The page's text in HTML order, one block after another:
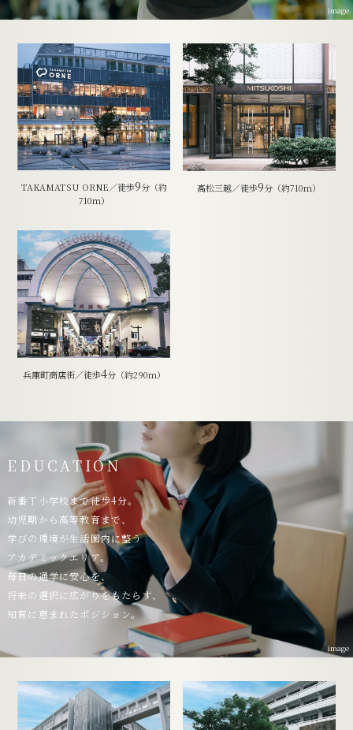
image
TAKAMATSU ORNE／徒歩9分（約
710ｍ）
高松三越／徒歩9分（約710ｍ）
兵庫町商店街／徒歩4分（約290ｍ）
image
EDUCATION
新番丁小学校まで徒歩4分。
幼児期から高等教育まで、
学びの環境が生活圏内に整う
アカデミックエリア。
毎日の通学に安心を、
将来の選択に広がりをもたらす、
知育に恵まれたポジション。